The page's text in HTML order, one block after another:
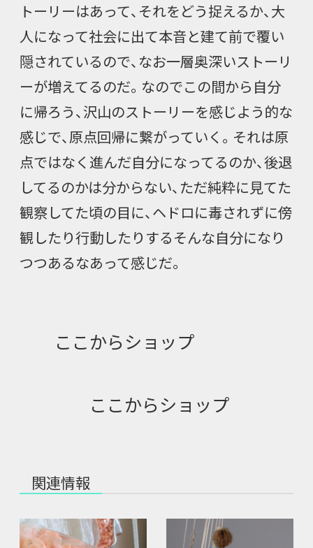
トーリーはあって、それをどう捉えるか、大
人になって社会に出て本音と建て前で覆い
隠されているので、なお一層奥深いストーリ
ーが増えてるのだ。なのでこの間から自分
に帰ろう、沢山のストーリーを感じよう的な
感じで、原点回帰に繋がっていく。それは原
点ではなく進んだ自分になってるのか、後退
してるのかは分からない、ただ純粋に見てた
観察してた頃の目に、ヘドロに毒されずに傍
観したり行動したりするそんな自分になり
つつあるなあって感じだ。
ここからショップ
ここからショップ
関連情報